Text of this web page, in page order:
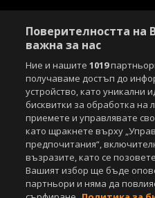
Поверителността на
важна за нас
Ние и нашите1019
получаваме достъп до
устройство, като уникални
бисквитки за обработка на
приемете и управлявате
като щракнете върху
предпочитания“,
възразите, като се
Вашият избор ще бъде
партньори и няма да